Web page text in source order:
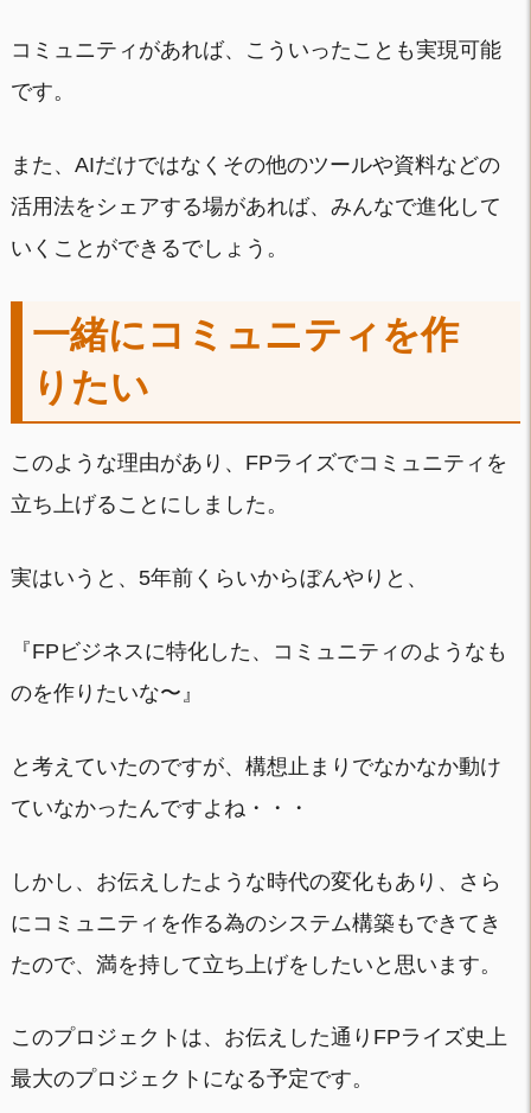
コミュニティがあれば、こういったことも実現可能
です。
また、AIだけではなくその他のツールや資料などの
活用法をシェアする場があれば、みんなで進化して
いくことができるでしょう。
一緒にコミュニティを作
りたい
このような理由があり、FPライズでコミュニティを
立ち上げることにしました。
実はいうと、5年前くらいからぼんやりと、
『FPビジネスに特化した、コミュニティのようなも
のを作りたいな〜』
と考えていたのですが、構想止まりでなかなか動け
ていなかったんですよね・・・
しかし、お伝えしたような時代の変化もあり、さら
にコミュニティを作る為のシステム構築もできてき
たので、満を持して立ち上げをしたいと思います。
このプロジェクトは、お伝えした通りFPライズ史上
最大のプロジェクトになる予定です。